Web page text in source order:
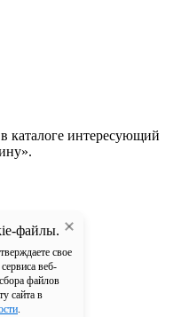
файлы.
свое
сервиса веб-
файлов
сайта в
.
каталоге интересующий